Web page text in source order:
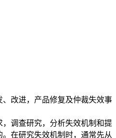
改进，产品修复及仲裁失效事
调查研究，分析失效机制和提
在研究失效机制时，通常先从